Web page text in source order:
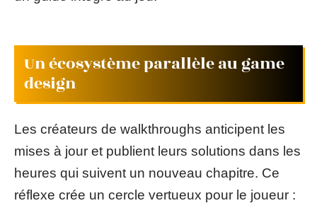
Un écosystème parallèle au game
design
Les créateurs de walkthroughs anticipent les
mises à jour et publient leurs solutions dans les
heures qui suivent un nouveau chapitre. Ce
réflexe crée un cercle vertueux pour le joueur :